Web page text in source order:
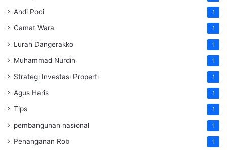
Andi Poci 1
Camat Wara 1
Lurah Dangerakko 1
Muhammad Nurdin 1
Strategi Investasi Properti 1
Agus Haris 1
Tips 1
pembangunan nasional 1
Penanganan Rob 1